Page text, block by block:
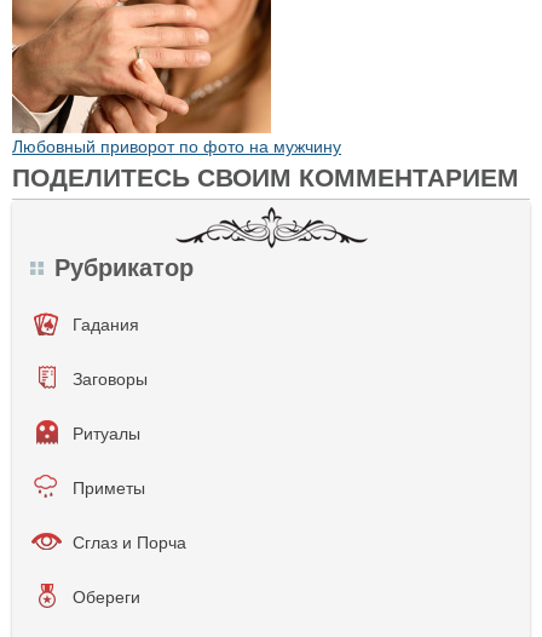
Любовный приворот по фото на мужчину
ПОДЕЛИТЕСЬ СВОИМ КОММЕНТАРИЕМ
Рубрикатор
Гадания
Заговоры
Ритуалы
Приметы
Сглаз и Порча
Обереги